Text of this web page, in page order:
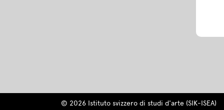
© 2026 Istituto svizzero di studi d'arte (SIK-ISEA)